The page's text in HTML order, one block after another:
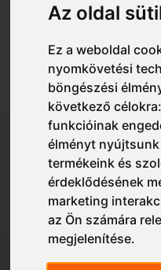
Az oldal
Ez a weboldal
nyomkövetési
böngészési
következő
funkcióinak
élményt
termékeink és
érdeklődésének
marketing
az Ön számára
megjelenítése.
baseballsapkáktól,
beütődés ellen védő
minden iparág
Összesen:105
Ajánlásunk szerint